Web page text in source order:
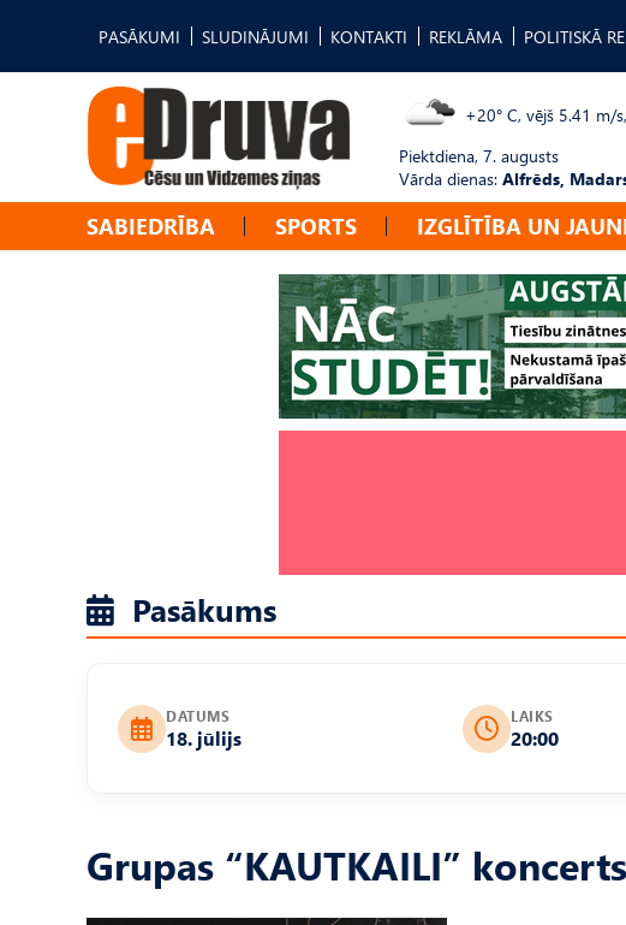
PASĀKUMI SLUDINĀJUMI KONTAKTI REKLĀMA POLITISKĀ
+20° C, vējš 5.41 m/
Piektdiena, 7. augusts
Vārda dienas: Alfrēds,
SABIEDRĪBA SPORTS IZGLĪTĪBA UN
Pasākums
DATUMS
18. jūlijs
LAIKS
20:00
Grupas “KAUTKAILI” koncerts